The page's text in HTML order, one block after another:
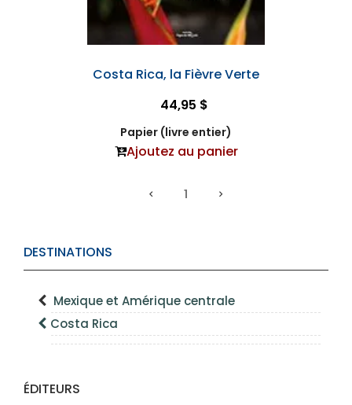
DESTINATIONS
Mexique et Amérique centrale
Costa Rica
ÉDITEURS
Costa Rica, la Fièvre Verte
44,95 $
Papier (livre entier)
Ajoutez au panier
1